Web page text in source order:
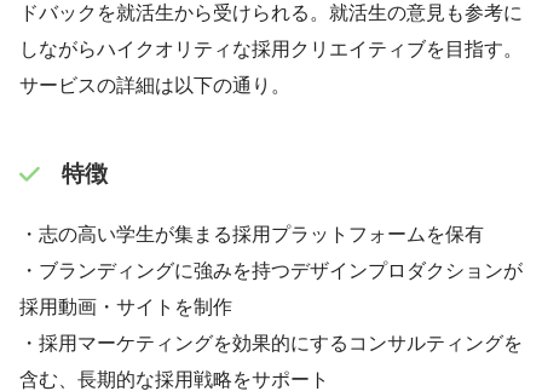
ドバックを就活生から受けられる。就活生の意見も参考に
しながらハイクオリティな採用クリエイティブを目指す。
サービスの詳細は以下の通り。
特徴
・志の高い学生が集まる採用プラットフォームを保有
・ブランディングに強みを持つデザインプロダクションが
採用動画・サイトを制作
・採用マーケティングを効果的にするコンサルティングを
含む、長期的な採用戦略をサポート